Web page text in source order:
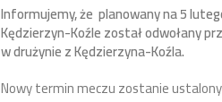
Informujemy, że planowany na 5
Kędzierzyn-Koźle został odwołany
w drużynie z Kędzierzyna-Koźla.
Nowy termin meczu zostanie